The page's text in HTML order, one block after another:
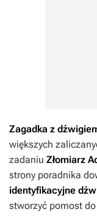
Zagadka z
większych
zadaniu Złomiarz
strony poradnika
identyfikacyjne
stworzyć pomost